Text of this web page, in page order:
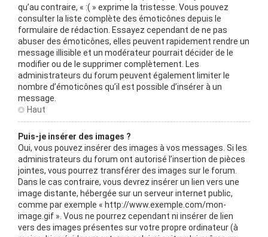
qu’au contraire, « :( » exprime la tristesse. Vous pouvez
consulter la liste complète des émoticônes depuis le
formulaire de rédaction. Essayez cependant de ne pas
abuser des émoticônes, elles peuvent rapidement rendre un
message illisible et un modérateur pourrait décider de le
modifier ou de le supprimer complètement. Les
administrateurs du forum peuvent également limiter le
nombre d’émoticônes qu’il est possible d’insérer à un
message.
Haut
Puis-je insérer des images ?
Oui, vous pouvez insérer des images à vos messages. Si les
administrateurs du forum ont autorisé l’insertion de pièces
jointes, vous pourrez transférer des images sur le forum.
Dans le cas contraire, vous devrez insérer un lien vers une
image distante, hébergée sur un serveur internet public,
comme par exemple « http://www.exemple.com/mon-
image.gif ». Vous ne pourrez cependant ni insérer de lien
vers des images présentes sur votre propre ordinateur (à